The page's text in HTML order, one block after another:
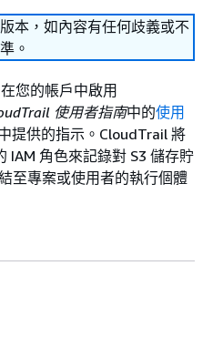
本，如內容有任何歧義或不
。
您的帳戶中啟用
使用者指南中的使用
提供的指示。CloudTrail 將
IAM 角色來記錄對 S3 儲存貯
至專案或使用者的執行個體